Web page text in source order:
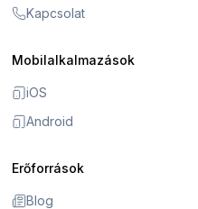
Kapcsolat
Mobilalkalmazások
iOS
Android
Erőforrások
Blog